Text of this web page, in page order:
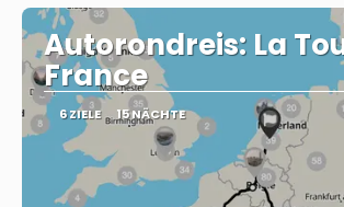
Autorondreis: La
France
6 ZIELE 15 NÄCHTE